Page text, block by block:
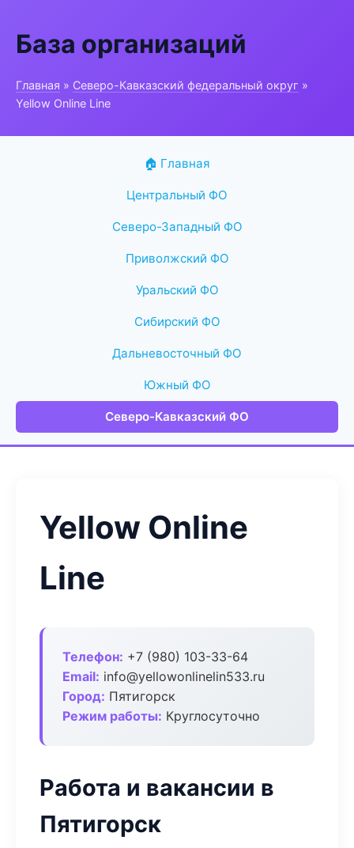
База организаций
Главная » Северо-Кавказский федеральный округ »
Yellow Online Line
🏠 Главная
Центральный ФО
Северо-Западный ФО
Приволжский ФО
Уральский ФО
Сибирский ФО
Дальневосточный ФО
Южный ФО
Северо-Кавказский ФО
Yellow Online
Line
Телефон: +7 (980) 103-33-64
Email: info@yellowonlinelin533.ru
Город: Пятигорск
Режим работы: Круглосуточно
Работа и вакансии в
Пятигорск